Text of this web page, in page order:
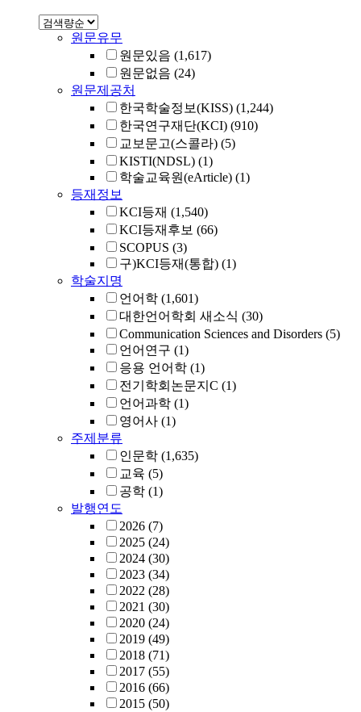
원문유무
원문있음 (1,617)
원문없음 (24)
원문제공처
한국학술정보(KISS) (1,244)
한국연구재단(KCI) (910)
교보문고(스콜라) (5)
KISTI(NDSL) (1)
학술교육원(eArticle) (1)
등재정보
KCI등재 (1,540)
KCI등재후보 (66)
SCOPUS (3)
구)KCI등재(통합) (1)
학술지명
언어학 (1,601)
대한언어학회 새소식 (30)
Communication Sciences and Disorders (5)
언어연구 (1)
응용 언어학 (1)
전기학회논문지C (1)
언어과학 (1)
영어사 (1)
주제분류
인문학 (1,635)
교육 (5)
공학 (1)
발행연도
2026 (7)
2025 (24)
2024 (30)
2023 (34)
2022 (28)
2021 (30)
2020 (24)
2019 (49)
2018 (71)
2017 (55)
2016 (66)
2015 (50)